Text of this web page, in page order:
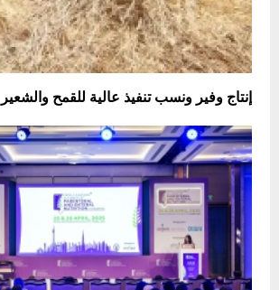
إنتاج وفير ونسب تنفيذ عالية للقمح والشعير